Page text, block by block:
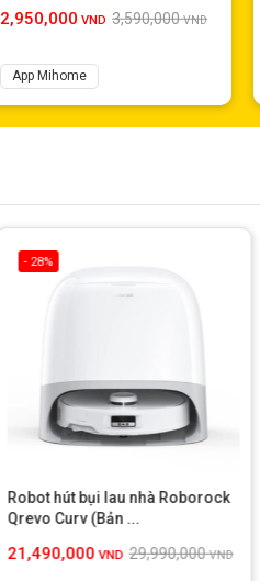
2,950,000 VND 3,590,000 VND
App Mihome
- 28%
Robot hút bụi lau nhà Roborock
Qrevo Curv (Bản ...
21,490,000 VND 29,990,000 VND